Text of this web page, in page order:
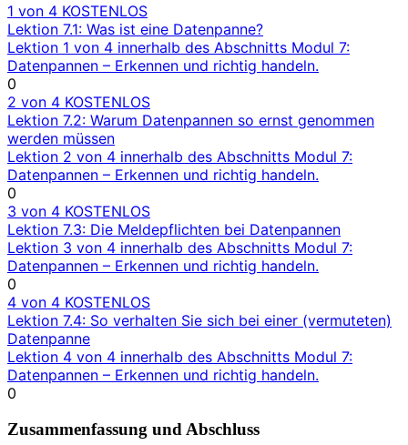
1 von 4 KOSTENLOS
Lektion 7.1: Was ist eine Datenpanne?
Lektion 1 von 4 innerhalb des Abschnitts Modul 7:
Datenpannen – Erkennen und richtig handeln.
0
2 von 4 KOSTENLOS
Lektion 7.2: Warum Datenpannen so ernst genommen
werden müssen
Lektion 2 von 4 innerhalb des Abschnitts Modul 7:
Datenpannen – Erkennen und richtig handeln.
0
3 von 4 KOSTENLOS
Lektion 7.3: Die Meldepflichten bei Datenpannen
Lektion 3 von 4 innerhalb des Abschnitts Modul 7:
Datenpannen – Erkennen und richtig handeln.
0
4 von 4 KOSTENLOS
Lektion 7.4: So verhalten Sie sich bei einer (vermuteten)
Datenpanne
Lektion 4 von 4 innerhalb des Abschnitts Modul 7:
Datenpannen – Erkennen und richtig handeln.
0
Zusammenfassung und Abschluss